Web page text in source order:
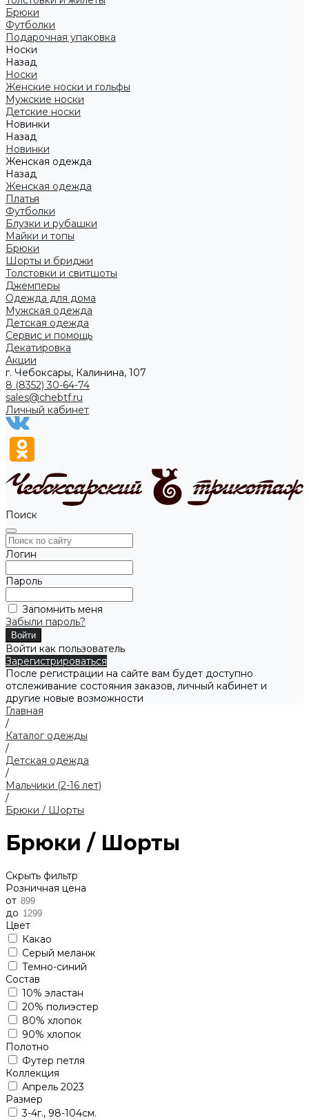
Брюки
Футболки
Подарочная упаковка
Носки
Назад
Носки
Женские носки и гольфы
Мужские носки
Детские носки
Новинки
Назад
Новинки
Женская одежда
Назад
Женская одежда
Платья
Футболки
Блузки и рубашки
Майки и топы
Брюки
Шорты и бриджи
Толстовки и свитшоты
Джемперы
Одежда для дома
Мужская одежда
Детская одежда
Сервис и помощь
Декатировка
Акции
г. Чебоксары, Калинина, 107
8 (8352) 30-64-74
sales@chebtf.ru
Личный кабинет
Поиск
Логин
Пароль
Запомнить меня
Забыли пароль?
Войти как пользователь
Зарегистрироваться
После регистрации на сайте вам будет доступно
отслеживание состояния заказов, личный кабинет и
другие новые возможности
Главная
/
Каталог одежды
/
Детская одежда
/
Мальчики (2-16 лет)
/
Брюки / Шорты
Брюки / Шорты
Скрыть фильтр
Розничная цена
от
до
Цвет
Какао
Серый меланж
Темно-синий
Состав
10% эластан
20% полиэстер
80% хлопок
90% хлопок
Полотно
Футер петля
Коллекция
Апрель 2023
Размер
3-4г., 98-104см.